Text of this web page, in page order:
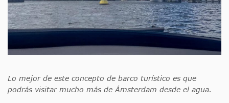
Lo mejor de este concepto de barco turístico es que
podrás visitar mucho más de Ámsterdam desde el agua.